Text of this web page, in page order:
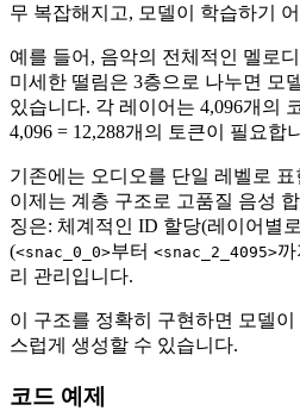
무 복잡해지고, 모델이 학습하기
예를 들어, 음악의 전체적인 멜로
미세한 떨림은 3층으로 나누면 모
있습니다. 각 레이어는 4,096개의
4,096 = 12,288개의 토큰이 필요합
기존에는 오디오를 단일 레벨로
이제는 계층 구조로 고품질 음성
징은: 체계적인 ID 할당(레이어별
(<snac_0_0>부터 <snac_2_4095>
리 관리입니다.
이 구조를 정확히 구현하면 모델
스럽게 생성할 수 있습니다.
코드 예제